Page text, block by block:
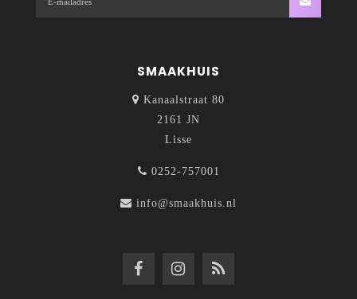
SMAAKHUIS
Kanaalstraat 80
2161 JN
Lisse
0252-757001
info@smaakhuis.nl